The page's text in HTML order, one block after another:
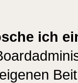
ich